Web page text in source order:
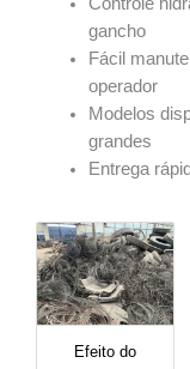
gancho
Fácil
operador
Modelos
grandes
Entrega
Efeito do